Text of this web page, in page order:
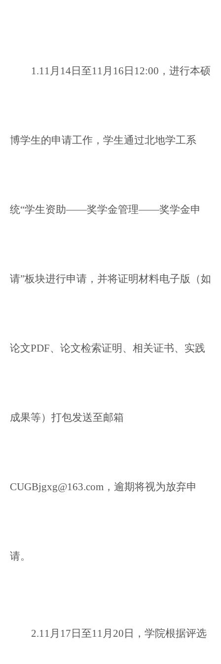
1.11月14日至11月16日12:00，进行本硕
博学生的申请工作，学生通过北地学工系
统“学生资助——奖学金管理——奖学金申
请”板块进行申请，并将证明材料电子版（如
论文PDF、 论文检索证明 、 相关证书、实践
成果等）打包发送至邮箱
CUGBjgxg@163.com， 逾期将视为放弃申
请。
2.11 月17日至11月20日，学院根据评选